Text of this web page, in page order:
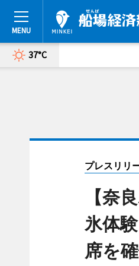
37°C
プレスリリ
【奈
氷体
席を